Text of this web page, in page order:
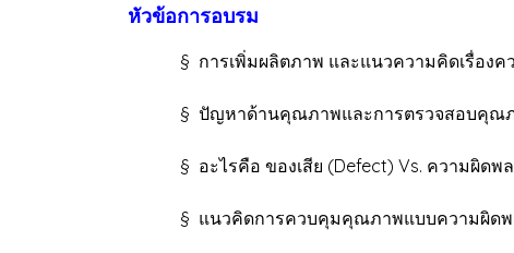
หัวข้อการอบรม
§ การเพิ่มผลิตภาพ และแนวความคิดเรื่องค
§ ปัญหาด้านคุณภาพและการตรวจสอบคุณภา
§ อะไรคือ ของเสีย (Defect) Vs. ความผิดพลา
§ แนวคิดการควบคุมคุณภาพแบบความผิดพลา